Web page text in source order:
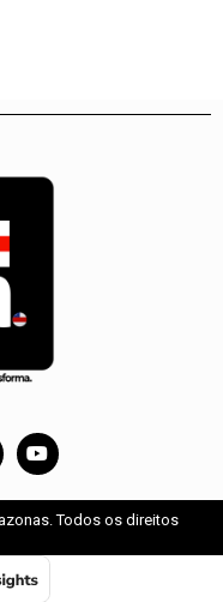
Todos os direitos